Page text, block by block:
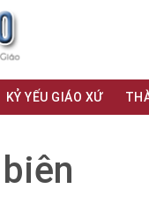
KỶ YẾU GIÁO XỨ